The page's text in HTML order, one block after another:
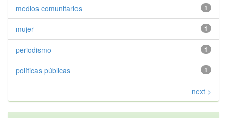
1
medios comunitarios
1
mujer
1
periodismo
1
políticas públicas
next >